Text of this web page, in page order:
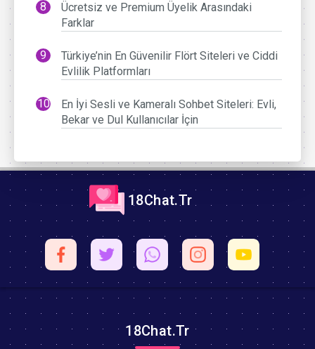
Ücretsiz ve Premium Üyelik Arasındaki
Farklar
Türkiye’nin En Güvenilir Flört Siteleri ve Ciddi
Evlilik Platformları
En İyi Sesli ve Kameralı Sohbet Siteleri: Evli,
Bekar ve Dul Kullanıcılar İçin
18Chat.Tr
18Chat.Tr